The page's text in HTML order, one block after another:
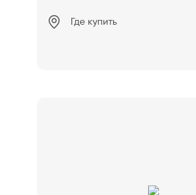
Где купить